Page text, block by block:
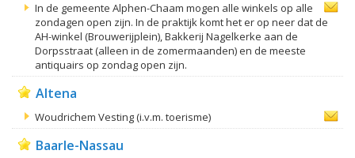
In de gemeente Alphen-Chaam mogen alle winkels op alle
zondagen open zijn. In de praktijk komt het er op neer dat de
AH-winkel (Brouwerijplein), Bakkerij Nagelkerke aan de
Dorpsstraat (alleen in de zomermaanden) en de meeste
antiquairs op zondag open zijn.
Altena
Woudrichem Vesting (i.v.m. toerisme)
Baarle-Nassau